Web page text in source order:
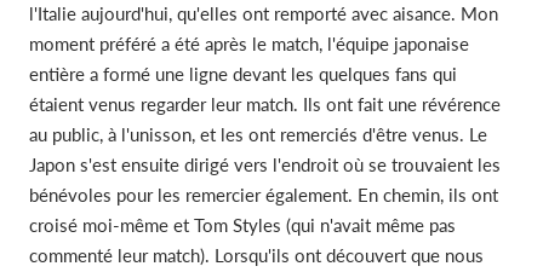
l'Italie aujourd'hui, qu'elles ont remporté avec aisance. Mon
moment préféré a été après le match, l'équipe japonaise
entière a formé une ligne devant les quelques fans qui
étaient venus regarder leur match. Ils ont fait une révérence
au public, à l'unisson, et les ont remerciés d'être venus. Le
Japon s'est ensuite dirigé vers l'endroit où se trouvaient les
bénévoles pour les remercier également. En chemin, ils ont
croisé moi-même et Tom Styles (qui n'avait même pas
commenté leur match). Lorsqu'ils ont découvert que nous